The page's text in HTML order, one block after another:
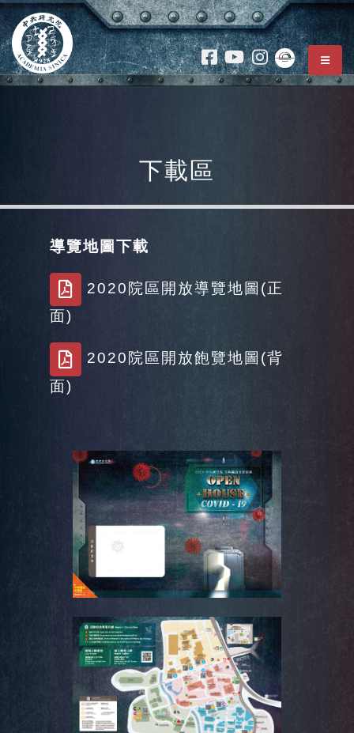
跳到 中央內容區塊
主選
下載區
導覽地圖下載
2020院區開放導覽地圖(正面)
2020院區開放導覽地圖(正
面)
2020院區開放飽覽地圖(背面)
2020院區開放飽覽地圖(背
面)